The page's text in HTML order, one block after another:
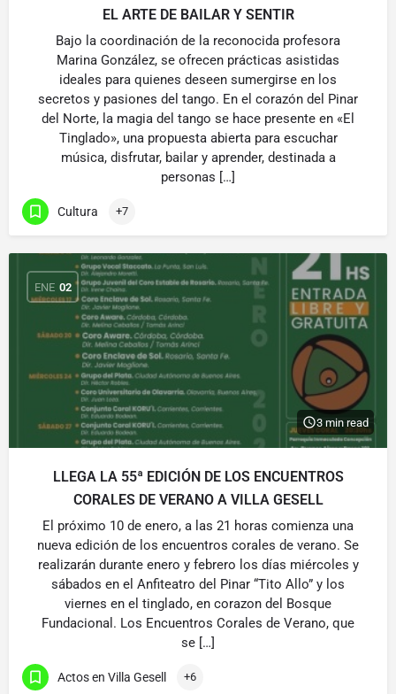
EL ARTE DE BAILAR Y SENTIR
Bajo la coordinación de la reconocida profesora
Marina González, se ofrecen prácticas asistidas
ideales para quienes deseen sumergirse en los
secretos y pasiones del tango. En el corazón del Pinar
del Norte, la magia del tango se hace presente en «El
Tinglado», una propuesta abierta para escuchar
música, disfrutar, bailar y aprender, destinada a
personas […]
Cultura +7
ENE 02
3 min read
LLEGA LA 55ª EDICIÓN DE LOS ENCUENTROS
CORALES DE VERANO A VILLA GESELL
El próximo 10 de enero, a las 21 horas comienza una
nueva edición de los encuentros corales de verano. Se
realizarán durante enero y febrero los días miércoles y
sábados en el Anfiteatro del Pinar “Tito Allo” y los
viernes en el tinglado, en corazon del Bosque
Fundacional. Los Encuentros Corales de Verano, que
se […]
Actos en Villa Gesell +6